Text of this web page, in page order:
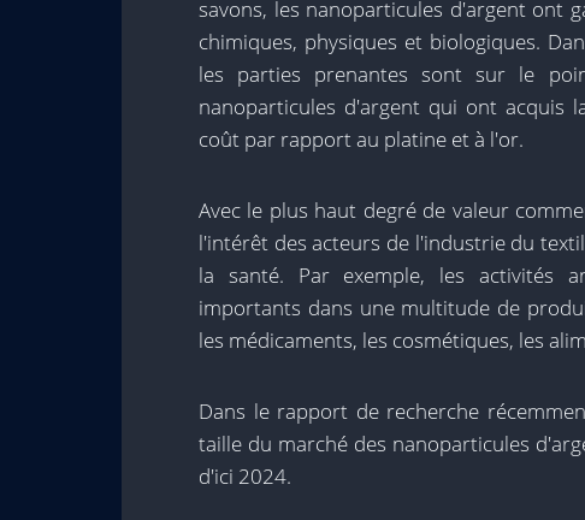
savons, les nanoparticules d'argent ont
chimiques, physiques et biologiques.
les parties prenantes sont sur le
nanoparticules d'argent qui ont acquis
coût par rapport au platine et à l'or.
Avec le plus haut degré de valeur
l'intérêt des acteurs de l'industrie du
la santé. Par exemple, les activités
importants dans une multitude de
les médicaments, les cosmétiques, les
Dans le rapport de recherche
taille du marché des nanoparticules
d'ici 2024.